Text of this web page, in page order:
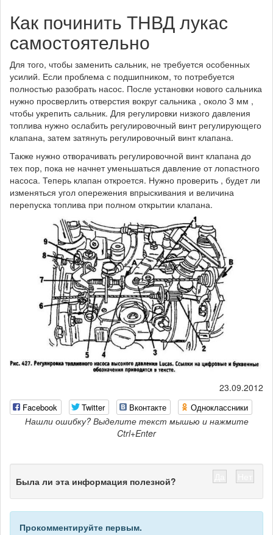
Как починить ТНВД лукас
самостоятельно
Для того, чтобы заменить сальник, не требуется особенных
усилий. Если проблема с подшипником, то потребуется
полностью разобрать насос. После установки нового сальника
нужно просверлить отверстия вокруг сальника , около 3 мм ,
чтобы укрепить сальник. Для регулировки низкого давления
топлива нужно ослабить регулировочный винт регулирующего
клапана, затем затянуть регулировочный винт клапана.
Также нужно отворачивать регулировочной винт клапана до
тех пор, пока не начнет уменьшаться давление от лопастного
насоса. Теперь клапан откроется. Нужно проверить , будет ли
изменяться угол опережения впрыскивания и величина
перепуска топлива при полном открытии клапана.
23.09.2012
Facebook Twitter Вконтакте Одноклассники
Нашли ошибку? Выделите текст мышью и нажмите
Ctrl+Enter
Была ли эта информация полезной?
Прокомментируйте первым.